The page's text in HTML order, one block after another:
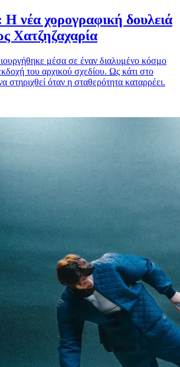
νέα χορογραφική δουλειά
Χατζηζαχαρία
μέσα σε έναν διαλυμένο κόσμο
του αρχικού σχεδίου. Ως κάτι στο
στηριχθεί όταν η σταθερότητα καταρρέει.